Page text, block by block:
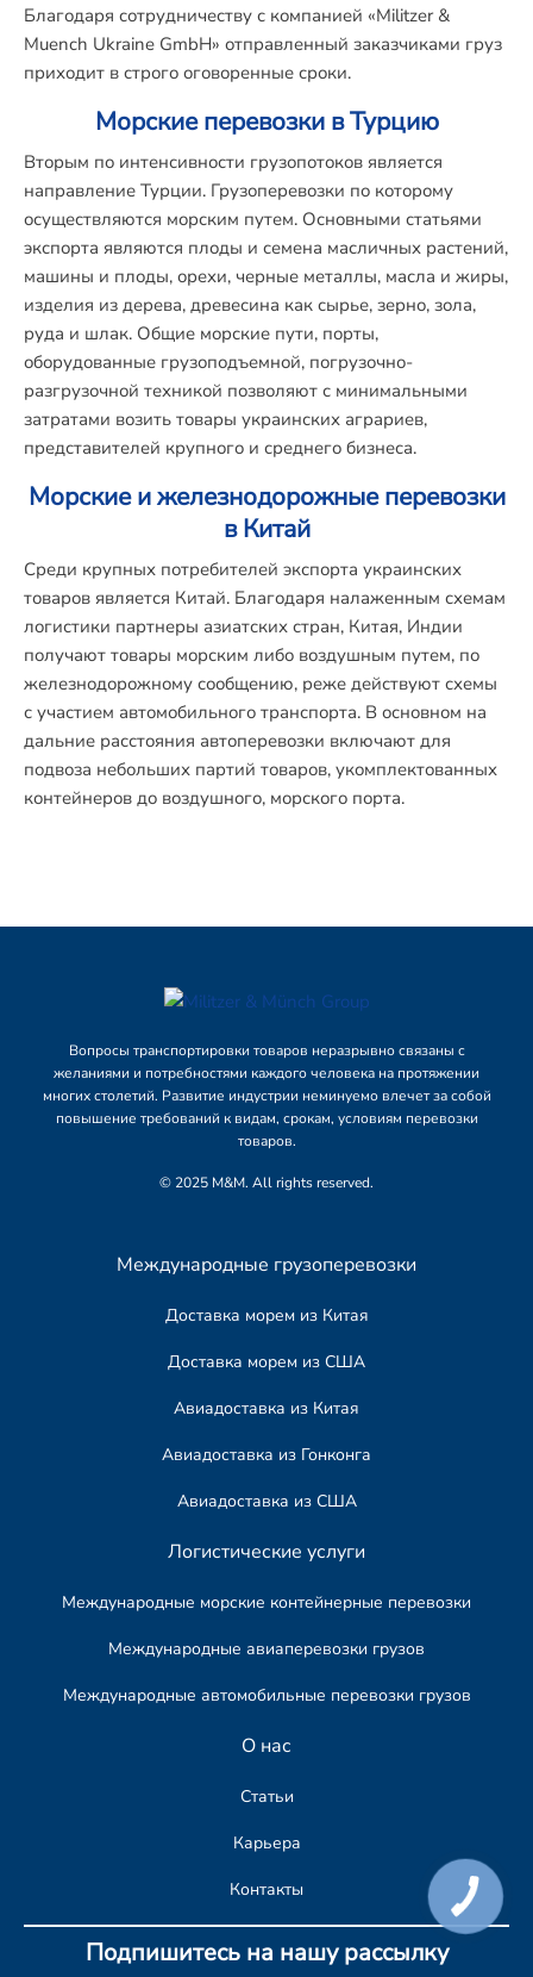
Благодаря сотрудничеству с компанией «Militzer &
Muench Ukraine GmbH» отправленный заказчиками груз
приходит в строго оговоренные сроки.
Морские перевозки в Турцию
Вторым по интенсивности грузопотоков является
направление Турции. Грузоперевозки по которому
осуществляются морским путем. Основными статьями
экспорта являются плоды и семена масличных растений,
машины и плоды, орехи, черные металлы, масла и жиры,
изделия из дерева, древесина как сырье, зерно, зола,
руда и шлак. Общие морские пути, порты,
оборудованные грузоподъемной, погрузочно-
разгрузочной техникой позволяют с минимальными
затратами возить товары украинских аграриев,
представителей крупного и среднего бизнеса.
Морские и железнодорожные перевозки
в Китай
Среди крупных потребителей экспорта украинских
товаров является Китай. Благодаря налаженным схемам
логистики партнеры азиатских стран, Китая, Индии
получают товары морским либо воздушным путем, по
железнодорожному сообщению, реже действуют схемы
с участием автомобильного транспорта. В основном на
дальние расстояния автоперевозки включают для
подвоза небольших партий товаров, укомплектованных
контейнеров до воздушного, морского порта.
Вопросы транспортировки товаров неразрывно связаны с
желаниями и потребностями каждого человека на протяжении
многих столетий. Развитие индустрии неминуемо влечет за собой
повышение требований к видам, срокам, условиям перевозки
товаров.
© 2025 M&M. All rights reserved.
Международные грузоперевозки
Доставка морем из Китая
Доставка морем из США
Авиадоставка из Китая
Авиадоставка из Гонконга
Авиадоставка из США
Логистические услуги
Международные морские контейнерные перевозки
Международные авиаперевозки грузов
Международные автомобильные перевозки грузов​
О нас
Статьи
Карьера
Контакты
Подпишитесь на нашу рассылку